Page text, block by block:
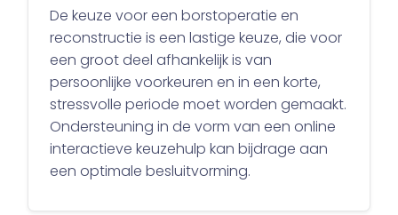
De keuze voor een borstoperatie en
reconstructie is een lastige keuze, die voor
een groot deel afhankelijk is van
persoonlijke voorkeuren en in een korte,
stressvolle periode moet worden gemaakt.
Ondersteuning in de vorm van een online
interactieve keuzehulp kan bijdrage aan
een optimale besluitvorming.